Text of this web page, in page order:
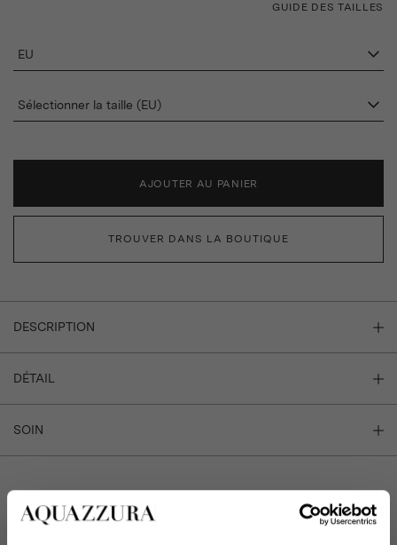
GUIDE DES TAILLES
EU
Sélectionner la taille (EU)
AJOUTER AU PANIER
TROUVER DANS LA BOUTIQUE
DESCRIPTION
DÉTAIL
SOIN